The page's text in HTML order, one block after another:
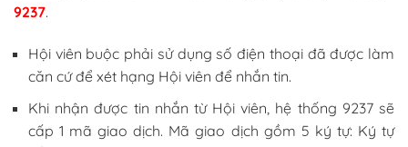
9237.
Hội viên buộc phải sử dụng số điện thoại đã được làm
căn cứ để xét hạng Hội viên để nhắn tin.
Khi nhận được tin nhắn từ Hội viên, hệ thống 9237 sẽ
cấp 1 mã giao dịch. Mã giao dịch gồm 5 ký tự: Ký tự